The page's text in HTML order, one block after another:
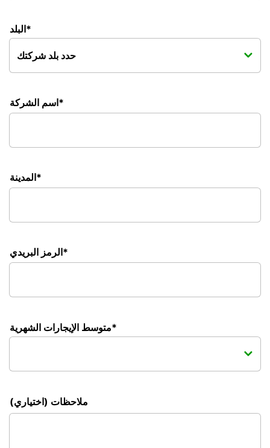
البلد*
اسم الشركة*
المدينة*
الرمز البريدي*
متوسط الإيجارات الشهرية*
ملاحظات (اختياري)